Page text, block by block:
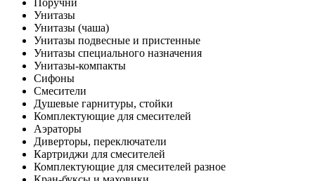
Поручни
Унитазы
Унитазы (чаша)
Унитазы подвесные и пристенные
Унитазы специального назначения
Унитазы-компакты
Сифоны
Смесители
Душевые гарнитуры, стойки
Комплектующие для смесителей
Аэраторы
Диверторы, переключатели
Картриджи для смесителей
Комплектующие для смесителей разное